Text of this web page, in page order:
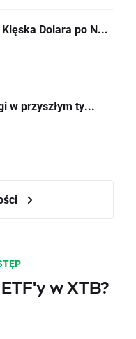
Dolara po N...
w przyszłym ty...
w XTB?